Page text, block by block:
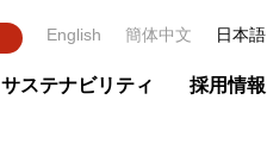
日本語
簡体中文
English
サステナビリティ 採用情報